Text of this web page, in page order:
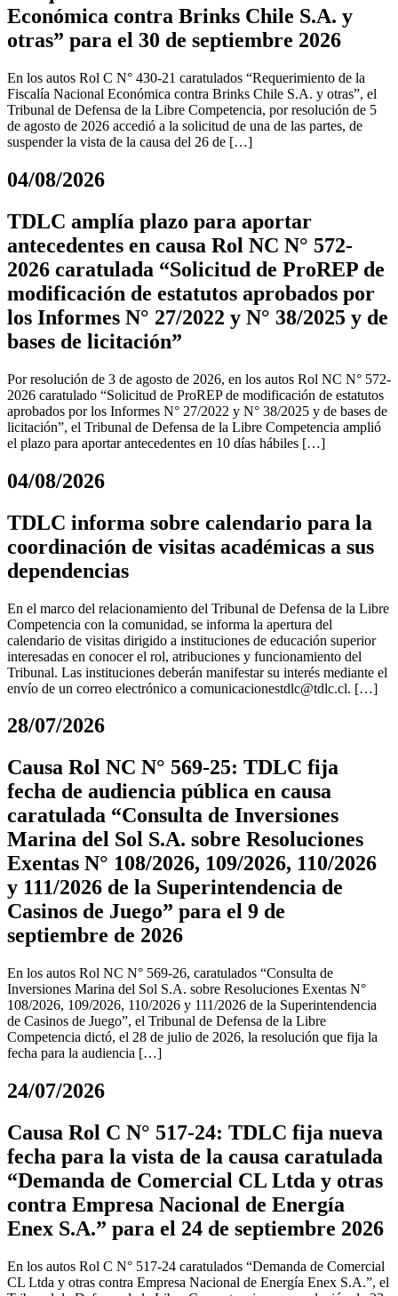
Económica contra Brinks Chile S.A. y
otras” para el 30 de septiembre 2026
En los autos Rol C N° 430-21 caratulados “Requerimiento de la
Fiscalía Nacional Económica contra Brinks Chile S.A. y otras”, el
Tribunal de Defensa de la Libre Competencia, por resolución de 5
de agosto de 2026 accedió a la solicitud de una de las partes, de
suspender la vista de la causa del 26 de […]
04/08/2026
TDLC amplía plazo para aportar
antecedentes en causa Rol NC N° 572-
2026 caratulada “Solicitud de ProREP de
modificación de estatutos aprobados por
los Informes N° 27/2022 y N° 38/2025 y de
bases de licitación”
Por resolución de 3 de agosto de 2026, en los autos Rol NC N° 572-
2026 caratulado “Solicitud de ProREP de modificación de estatutos
aprobados por los Informes N° 27/2022 y N° 38/2025 y de bases de
licitación”, el Tribunal de Defensa de la Libre Competencia amplió
el plazo para aportar antecedentes en 10 días hábiles […]
04/08/2026
TDLC informa sobre calendario para la
coordinación de visitas académicas a sus
dependencias
En el marco del relacionamiento del Tribunal de Defensa de la Libre
Competencia con la comunidad, se informa la apertura del
calendario de visitas dirigido a instituciones de educación superior
interesadas en conocer el rol, atribuciones y funcionamiento del
Tribunal. Las instituciones deberán manifestar su interés mediante el
envío de un correo electrónico a comunicacionestdlc@tdlc.cl. […]
28/07/2026
Causa Rol NC N° 569-25: TDLC fija
fecha de audiencia pública en causa
caratulada “Consulta de Inversiones
Marina del Sol S.A. sobre Resoluciones
Exentas N° 108/2026, 109/2026, 110/2026
y 111/2026 de la Superintendencia de
Casinos de Juego” para el 9 de
septiembre de 2026
En los autos Rol NC N° 569-26, caratulados “Consulta de
Inversiones Marina del Sol S.A. sobre Resoluciones Exentas N°
108/2026, 109/2026, 110/2026 y 111/2026 de la Superintendencia
de Casinos de Juego”, el Tribunal de Defensa de la Libre
Competencia dictó, el 28 de julio de 2026, la resolución que fija la
fecha para la audiencia […]
24/07/2026
Causa Rol C N° 517-24: TDLC fija nueva
fecha para la vista de la causa caratulada
“Demanda de Comercial CL Ltda y otras
contra Empresa Nacional de Energía
Enex S.A.” para el 24 de septiembre 2026
En los autos Rol C N° 517-24 caratulados “Demanda de Comercial
CL Ltda y otras contra Empresa Nacional de Energía Enex S.A.”, el